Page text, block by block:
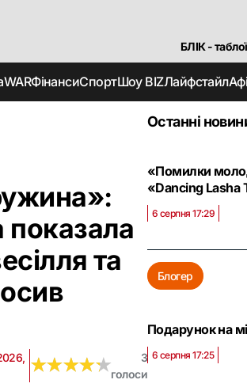
БЛІК -
WARФінансиСпортШоу BIZЛайфстайл
показала
та
★★★★★
★★★★★
3
голоси
Останні
«Помилки
«Dancing Lasha
6 серпня 17:29
Блогер
Подарунок на
6 серпня 17:25